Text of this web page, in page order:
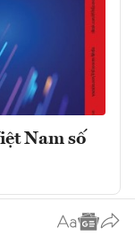
Nam số